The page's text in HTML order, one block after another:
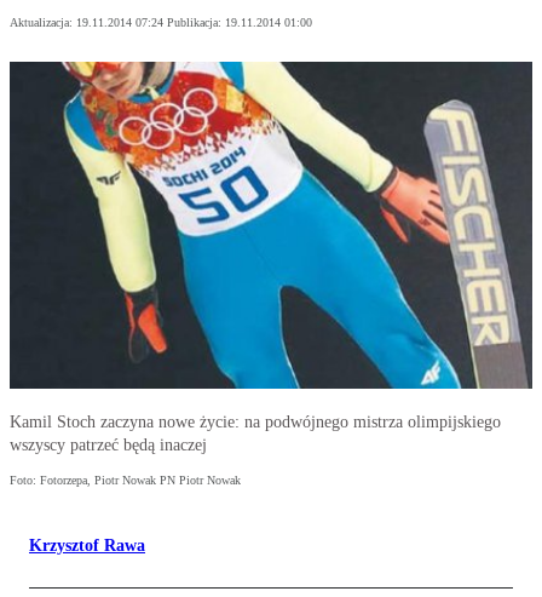
Aktualizacja: 19.11.2014 07:24 Publikacja: 19.11.2014 01:00
Kamil Stoch zaczyna nowe życie: na podwójnego mistrza olimpijskiego
wszyscy patrzeć będą inaczej
Foto: Fotorzepa, Piotr Nowak PN Piotr Nowak
Krzysztof Rawa